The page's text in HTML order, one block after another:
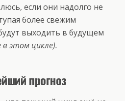
если они надолго не
более свежим
выходить в будущем
этом цикле).
прогноз